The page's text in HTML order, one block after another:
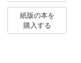
紙版の本を
購入する